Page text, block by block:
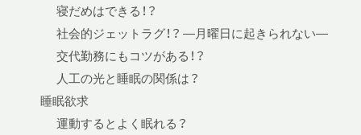
寝だめはできる！？
社会的ジェットラグ！？ —月曜日に起きられない—
交代勤務にもコツがある！？
人工の光と睡眠の関係は？
睡眠欲求
運動するとよく眠れる？